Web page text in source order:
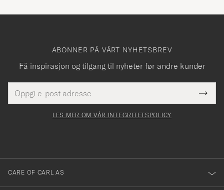
ABONNER PÅ VÅRT NYHETSBREV
Få inspirasjon og tilgang til nyheter før andre kunder
postadresse
felt
Tack
för
dig
till
vårt
LES MER OM VÅR INTEGRITETSPOLICY
CARE OF CARL AS